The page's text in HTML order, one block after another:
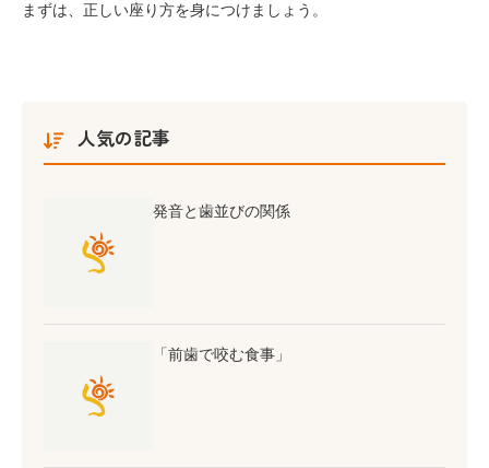
まずは、正しい座り方を身につけましょう。
人気の記事
発音と歯並びの関係
「前歯で咬む食事」